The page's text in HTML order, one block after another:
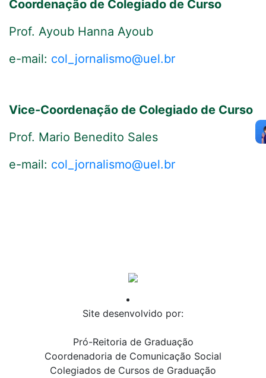
Coordenação de Colegiado de Curso
Prof. Ayoub Hanna Ayoub
e-mail: col_jornalismo@uel.br
Vice-Coordenação de Colegiado de Curso
Prof. Mario Benedito Sales
e-mail: col_jornalismo@uel.br
Site desenvolvido por:
Pró-Reitoria de Graduação
Coordenadoria de Comunicação Social
Colegiados de Cursos de Graduação